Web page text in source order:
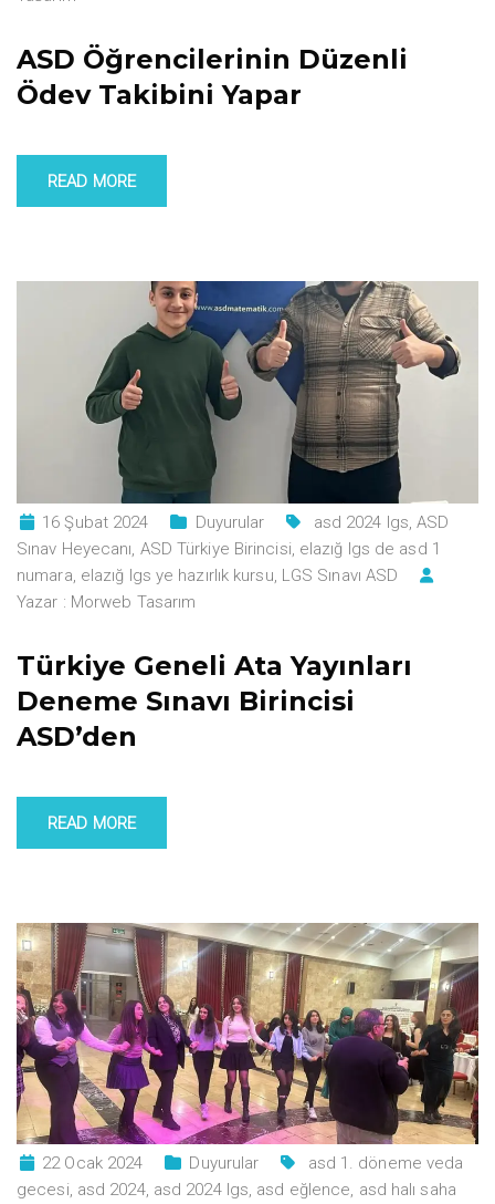
ASD Öğrencilerinin Düzenli
Ödev Takibini Yapar
READ MORE
16 Şubat 2024 Duyurular asd 2024 lgs,ASD
Sınav Heyecanı, ASD Türkiye Birincisi, elazığ lgs de asd 1
numara, elazığ lgs ye hazırlık kursu, LGS Sınavı ASD
Yazar : Morweb Tasarım
Türkiye Geneli Ata Yayınları
Deneme Sınavı Birincisi
ASD’den
READ MORE
22 Ocak 2024 Duyurular
asd 1. döneme veda
gecesi, asd 2024, asd 2024 lgs, asd eğlence, asd halı saha